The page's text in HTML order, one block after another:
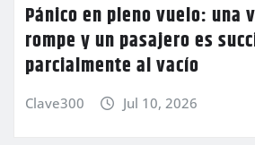
Pánico en pleno vuelo: una
rompe y un pasajero es
parcialmente al vacío
Clave300 Jul 10, 2026